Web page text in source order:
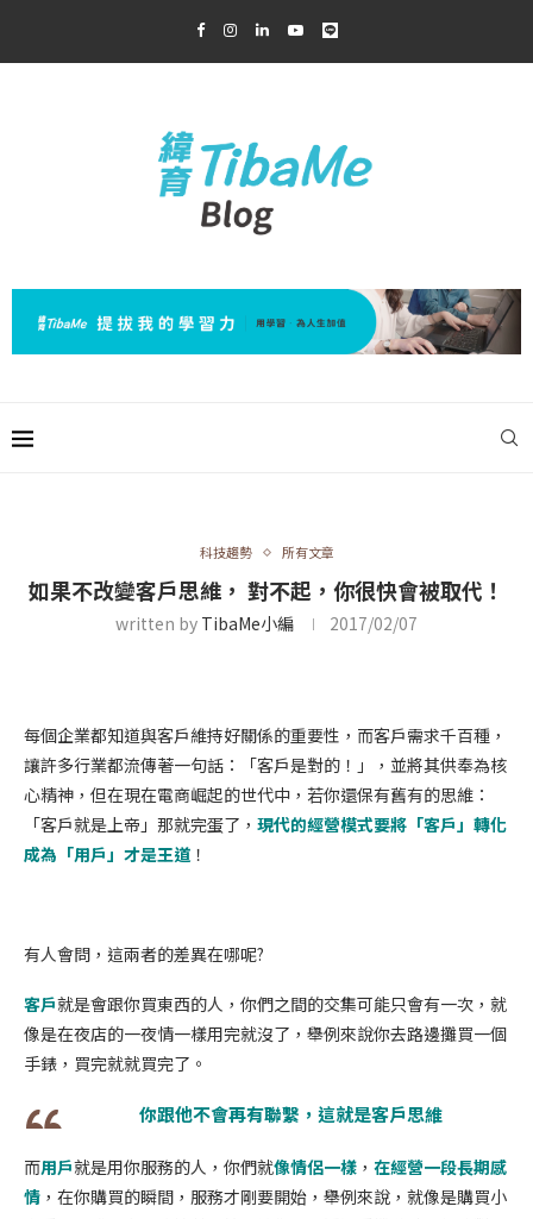
科技趨勢 所有文章
如果不改變客戶思維， 對不起，你很快會被取代！
written by TibaMe小編 2017/02/07
每個企業都知道與客戶維持好關係的重要性，而客戶需求千百種，
讓許多行業都流傳著一句話：「客戶是對的！」，並將其供奉為核
心精神，但在現在電商崛起的世代中，若你還保有舊有的思維：
「客戶就是上帝」那就完蛋了， 現代的經營模式要將「客戶」轉化
成為「用戶」才是王道！
有人會問，這兩者的差異在哪呢?
客戶就是會跟你買東西的人，你們之間的交集可能只會有一次，就
像是在夜店的一夜情一樣用完就沒了，舉例來說你去路邊攤買一個
手錶，買完就就買完了。
你跟他不會再有聯繫，這就是客戶思維
而用戶就是用你服務的人，你們就像情侶一樣 ， 在經營一段長期感
情 ，在你購買的瞬間，服務才剛要開始，舉例來說，就像是購買小